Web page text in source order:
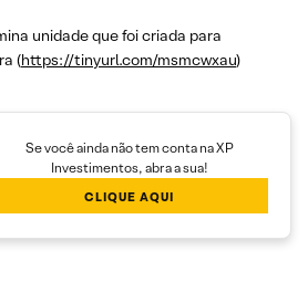
unidade que foi criada para
(https://tinyurl.com/msmcwxau)
Se você ainda não tem conta na XP
Investimentos, abra a sua!
CLIQUE AQUI